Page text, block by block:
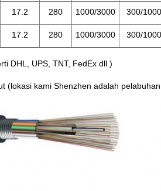
17.2 280 1000/3000 300/1000
17.2 280 1000/3000 300/1000
DHL, UPS, TNT, FedEx dll.)
(lokasi kami Shenzhen adalah